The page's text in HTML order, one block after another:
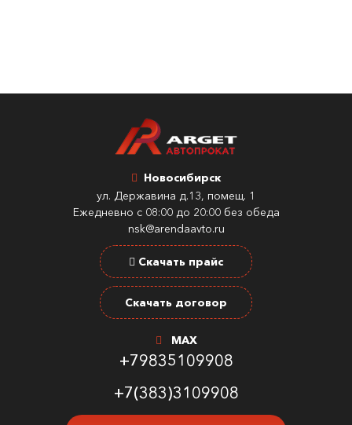
Новосибирск
ул. Державина д.13, помещ. 1
Ежедневно с 08:00 до 20:00 без обеда
nsk@arendaavto.ru
Скачать прайс
Скачать договор
MAX
+79835109908
+7(383)3109908